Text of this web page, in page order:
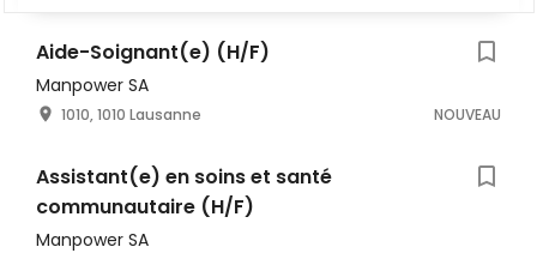
Aide-Soignant(e) (H/F)
Manpower SA
1010, 1010 Lausanne NOUVEAU
Assistant(e) en soins et santé
communautaire (H/F)
Manpower SA